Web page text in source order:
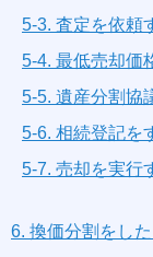
5-3. 査定を依頼
5-4. 最低売却価
5-5. 遺産分割協
5-6. 相続登記を
5-7. 売却を実行
6. 換価分割をし